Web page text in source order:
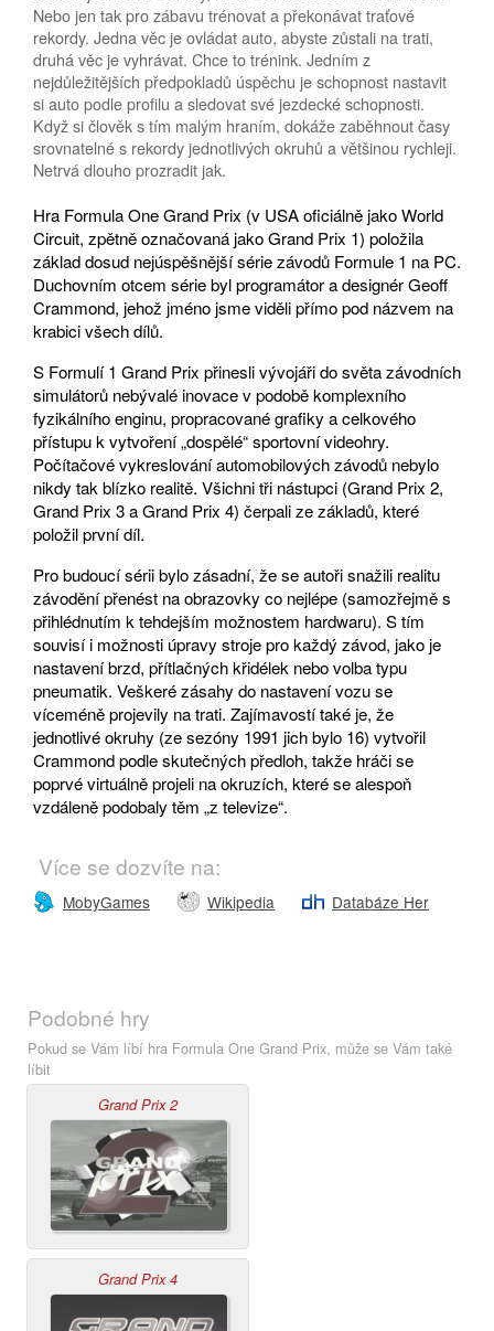
Nebo jen tak pro zábavu trénovat a překonávat traťové
rekordy. Jedna věc je ovládat auto, abyste zůstali na trati,
druhá věc je vyhrávat. Chce to trénink. Jedním z
nejdůležitějších předpokladů úspěchu je schopnost nastavit
si auto podle profilu a sledovat své jezdecké schopnosti.
Když si člověk s tím malým hraním, dokáže zaběhnout časy
srovnatelné s rekordy jednotlivých okruhů a většinou rychleji.
Netrvá dlouho prozradit jak.
Hra Formula One Grand Prix (v USA oficiálně jako World
Circuit, zpětně označovaná jako Grand Prix 1) položila
základ dosud nejúspěšnější série závodů Formule 1 na PC.
Duchovním otcem série byl programátor a designér Geoff
Crammond, jehož jméno jsme viděli přímo pod názvem na
krabici všech dílů.
S Formulí 1 Grand Prix přinesli vývojáři do světa závodních
simulátorů nebývalé inovace v podobě komplexního
fyzikálního enginu, propracované grafiky a celkového
přístupu k vytvoření „dospělé“ sportovní videohry.
Počítačové vykreslování automobilových závodů nebylo
nikdy tak blízko realitě. Všichni tři nástupci (Grand Prix 2,
Grand Prix 3 a Grand Prix 4) čerpali ze základů, které
položil první díl.
Pro budoucí sérii bylo zásadní, že se autoři snažili realitu
závodění přenést na obrazovky co nejlépe (samozřejmě s
přihlédnutím k tehdejším možnostem hardwaru). S tím
souvisí i možnosti úpravy stroje pro každý závod, jako je
nastavení brzd, přítlačných křidélek nebo volba typu
pneumatik. Veškeré zásahy do nastavení vozu se
víceméně projevily na trati. Zajímavostí také je, že
jednotlivé okruhy (ze sezóny 1991 jich bylo 16) vytvořil
Crammond podle skutečných předloh, takže hráči se
poprvé virtuálně projeli na okruzích, které se alespoň
vzdáleně podobaly těm „z televize“.
Více se dozvíte na:
MobyGames Wikipedia Databáze Her
Podobné hry
Pokud se Vám líbí hra Formula One Grand Prix, může se Vám také
líbit
Grand Prix 2
Grand Prix 4